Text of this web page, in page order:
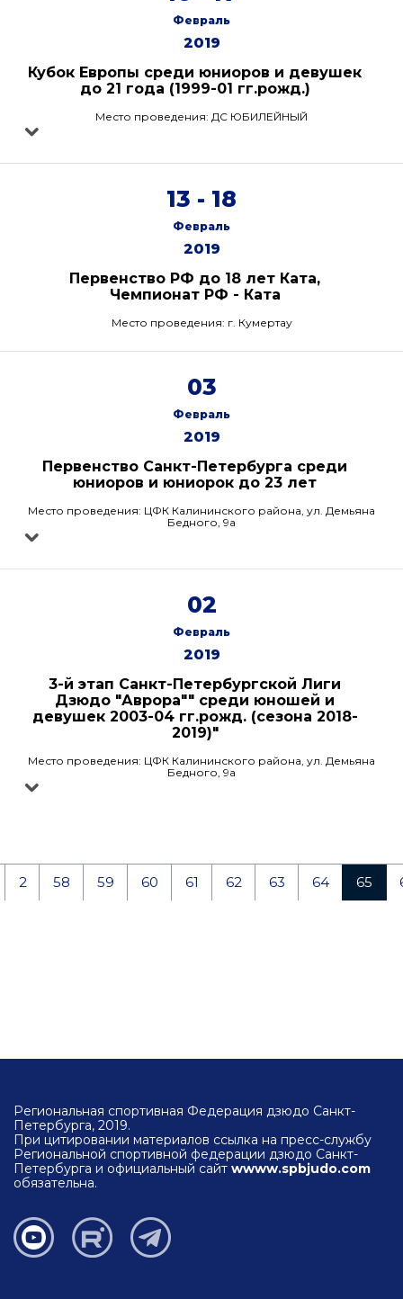
Февраль
2019
Кубок Европы среди юниоров и девушек
до 21 года (1999-01 гг.рожд.)
Место проведения: ДС ЮБИЛЕЙНЫЙ
13 - 18
Февраль
2019
Первенство РФ до 18 лет Ката,
Чемпионат РФ - Ката
Место проведения: г. Кумертау
03
Февраль
2019
Первенство Санкт-Петербурга среди
юниоров и юниорок до 23 лет
Место проведения: ЦФК Калининского района, ул. Демьяна
Бедного, 9а
02
Февраль
2019
3-й этап Санкт-Петербургской Лиги
Дзюдо "Аврора"" среди юношей и
девушек 2003-04 гг.рожд. (сезона 2018-
2019)"
Место проведения: ЦФК Калининского района, ул. Демьяна
Бедного, 9а
2 58 59 60 61 62 63 64 65
Региональная спортивная Федерация дзюдо Санкт-
Петербурга, 2019.
При цитировании материалов ссылка на пресс-службу
Региональной спортивной федерации дзюдо Санкт-
Петербурга и официальный сайт wwww.spbjudo.com
обязательна.